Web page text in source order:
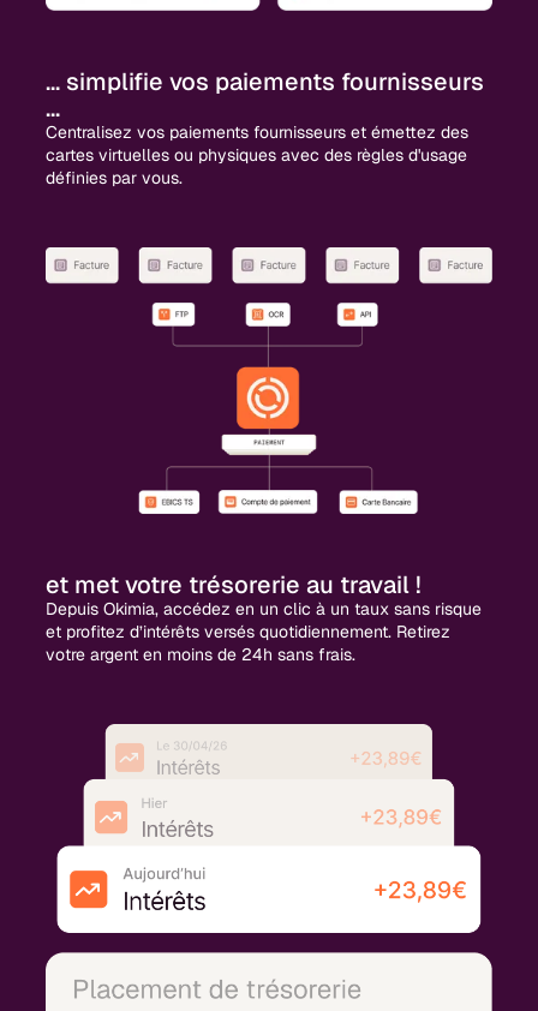
... simplifie vos paiements fournisseurs
...
Centralisez vos paiements fournisseurs et émettez des
cartes virtuelles ou physiques avec des règles d'usage
définies par vous.
et met votre trésorerie au travail !
Depuis Okimia, accédez en un clic à un taux sans risque
et profitez d’intérêts versés quotidiennement. Retirez
votre argent en moins de 24h sans frais.